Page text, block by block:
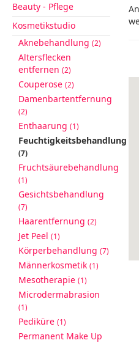
Beauty - Pflege
Kosmetikstudio
Aknebehandlung (2)
Altersflecken
entfernen (2)
Couperose (2)
Damenbartentfernung
(2)
Enthaarung (1)
Feuchtigkeitsbehandlung
(7)
Fruchtsäurebehandlung
(1)
Gesichtsbehandlung
(7)
Haarentfernung (2)
Jet Peel (1)
Körperbehandlung (7)
Männerkosmetik (1)
Mesotherapie (1)
Microdermabrasion
(1)
Pediküre (1)
Permanent Make Up